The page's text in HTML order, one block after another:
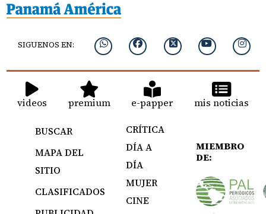
SIGUENOS EN:
videos premium e-papper mis noticias
BUSCAR
MAPA DEL
SITIO
CLASIFICADOS
CRÍTICA
DÍA A
DÍA
MUJER
CINE
MIEMBRO
DE: